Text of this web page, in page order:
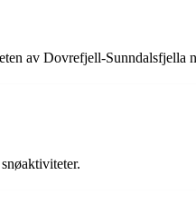
av Dovrefjell-Sunndalsfjella